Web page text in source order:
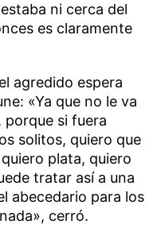
ni cerca del
es claramente
agredido espera
«Ya que no le va
porque si fuera
solitos, quiero que
plata, quiero
tratar así a una
abecedario para los
cerró.